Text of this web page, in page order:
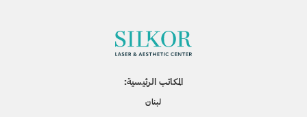
المكاتب الرئيسية:
لبنان